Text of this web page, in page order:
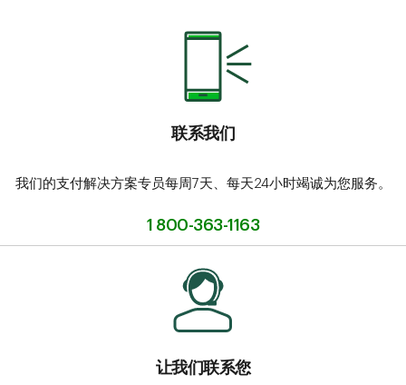
联系我们
我们的支付解决方案专员每周7天、每天24小时竭诚为您服务。
1 800-363-1163
让我们联系您